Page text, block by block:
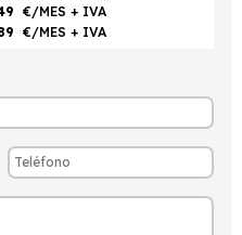
€/MES + IVA
€/MES + IVA